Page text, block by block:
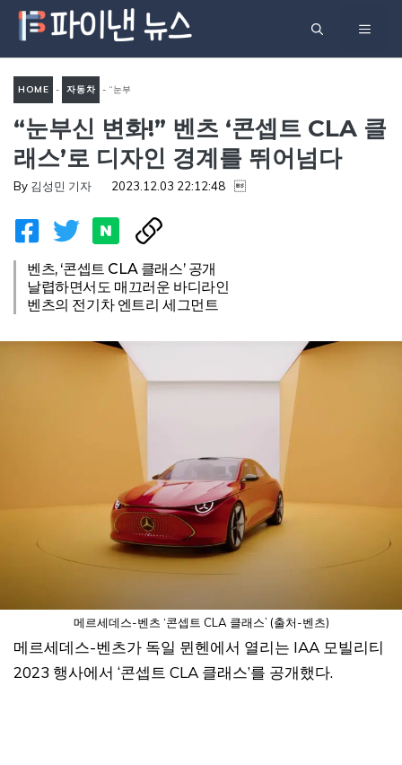
츠
기
메
HOME - 자동차 - “눈부
신 변화!” 벤츠 ‘콘셉트 CLA
클래스’로 디자인 경계를 뛰어
“눈부신 변화!” 벤츠 ‘콘셉트 CLA 클
래스’로 디자인 경계를 뛰어넘다
By 김성민 기자 2023.12.03 22:12:48 
벤츠, ‘콘셉트 CLA 클래스’ 공개
날렵하면서도 매끄러운 바디라인
벤츠의 전기차 엔트리 세그먼트
메르세데스-벤츠 ‘콘셉트 CLA 클래스’ (출처-벤츠)
메르세데스-벤츠가 독일 뮌헨에서 열리는 IAA 모빌리티
2023 행사에서 ‘콘셉트 CLA 클래스’를 공개했다.